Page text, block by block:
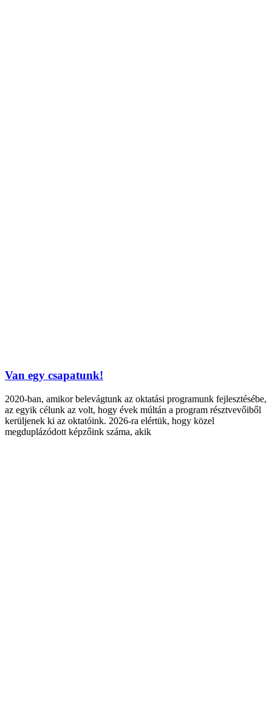
Van egy csapatunk!
2020-ban, amikor belevágtunk az oktatási programunk fejlesztésébe,
az egyik célunk az volt, hogy évek múltán a program résztvevőiből
kerüljenek ki az oktatóink. 2026-ra elértük, hogy közel
megduplázódott képzőink száma, akik